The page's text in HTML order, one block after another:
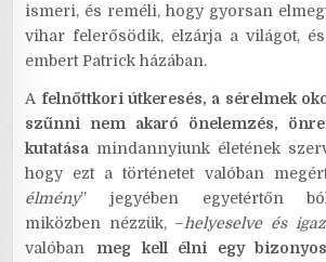
ismeri, és reméli, hogy gyorsan
vihar felerősödik, elzárja a világot,
embert Patrick házában.
A felnőttkori útkeresés, a sérelmek
szűnni nem akaró önelemzés,
kutatása mindannyiunk életének
hogy ezt a történetet valóban
élmény” jegyében egyetértőn
miközben nézzük, –helyeselve és
valóban meg kell élni egy